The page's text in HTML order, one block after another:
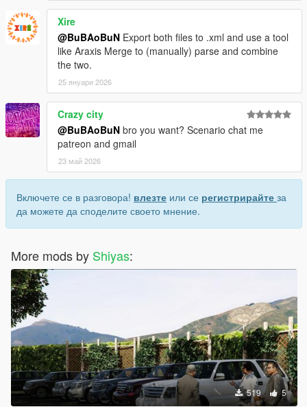
Xire
@BuBAoBuN Export both files to .xml and use a tool
like Araxis Merge to (manually) parse and combine
the two.
25 януари 2026
Crazy city
@BuBAoBuN bro you want? Scenario chat me
patreon and gmail
23 май 2026
Включете се в разговора! влезте или се регистрирайте за
да можете да споделите своето мнение.
More mods by Shiyas:
519 5